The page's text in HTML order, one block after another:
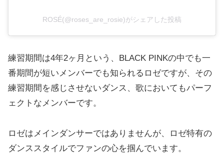
ROSÉ(@roses_are_rosie)がシェアした投稿
練習期間は4年2ヶ月という、BLACK PINKの中でも一
番期間が短いメンバーでも知られるロゼですが、その
練習期間を感じさせないダンス、歌においてもパーフ
ェクトなメンバーです。
ロゼはメインダンサーではありませんが、ロゼ特有の
ダンススタイルでファンの心を掴んでいます。